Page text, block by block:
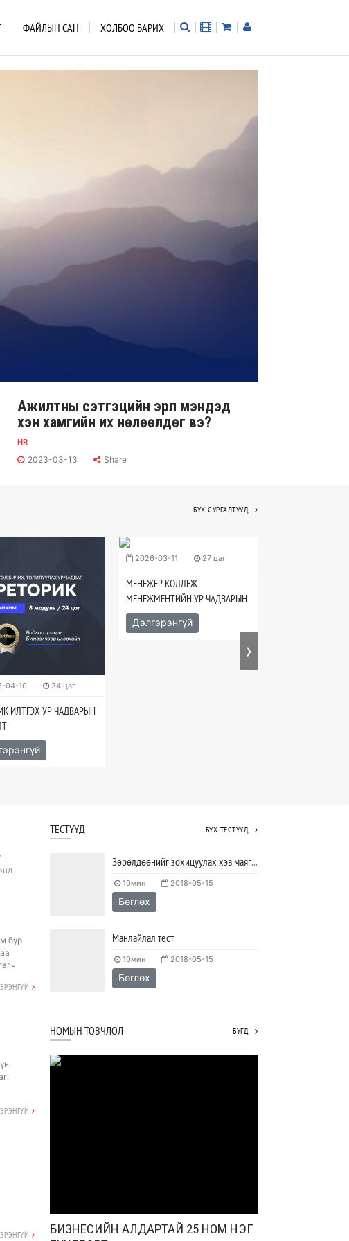
ФАЙЛЫН САН ХОЛБОО БАРИХ
Ажилтны сэтгэцийн эрүүл мэндэд
хэн хамгийн их нөлөөлдөг вэ?
HR
2023-03-13 Share
БҮХ СУРГАЛТУУД
04-10 24 цаг
ИЛТГЭХ УР ЧАДВАРЫН
2026-03-11 27 цаг
МЕНЕЖЕР КОЛЛЕЖ
МЕНЕЖМЕНТИЙН УР ЧАДВАРЫН
СУРГАЛТ
Дэлгэрэнгүй
›
бүр
ТЕСТҮҮД БҮХ ТЕСТҮҮД
Зөрөлдөөнийг зохицуулах хэв маягийг тодорхойлох тест
10мин 2018-05-15
Бөглөх
Манлайлал тест
10мин 2018-05-15
Бөглөх
НОМЫН ТОВЧЛОЛ БҮГД
НЭГ
БИЗНЕСИЙН АЛДАРТАЙ 25 НОМ НЭГ